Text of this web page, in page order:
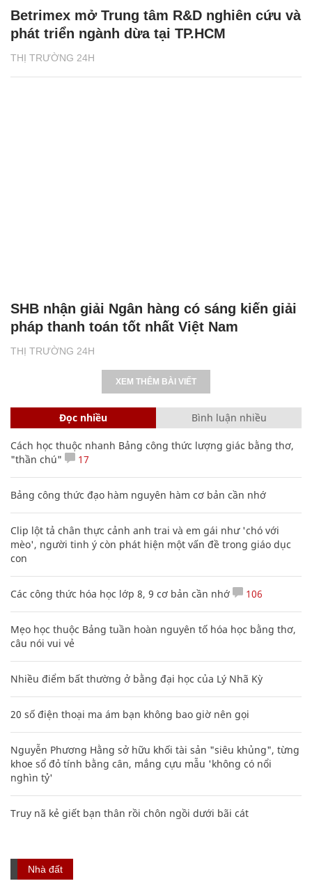
THỊ TRƯỜNG 24H
Betrimex mở Trung tâm R&D nghiên cứu và
phát triển ngành dừa tại TP.HCM
THỊ TRƯỜNG 24H
SHB nhận giải Ngân hàng có sáng kiến giải
pháp thanh toán tốt nhất Việt Nam
XEM THÊM BÀI VIẾT
Đọc nhiều Bình luận nhiều
Cách học thuộc nhanh Bảng công thức lượng giác bằng thơ,
"thần chú"
17
Bảng công thức đạo hàm nguyên hàm cơ bản cần nhớ
Clip lột tả chân thực cảnh anh trai và em gái như 'chó với
mèo', người tinh ý còn phát hiện một vấn đề trong giáo dục
con
Các công thức hóa học lớp 8, 9 cơ bản cần nhớ 106
Mẹo học thuộc Bảng tuần hoàn nguyên tố hóa học bằng thơ,
câu nói vui vẻ
Nhiều điểm bất thường ở bằng đại học của Lý Nhã Kỳ
20 số điện thoại ma ám bạn không bao giờ nên gọi
Nguyễn Phương Hằng sở hữu khối tài sản "siêu khủng", từng
khoe sổ đỏ tính bằng cân, mắng cựu mẫu 'không có nổi
nghìn tỷ'
Truy nã kẻ giết bạn thân rồi chôn ngồi dưới bãi cát
Nhà đất